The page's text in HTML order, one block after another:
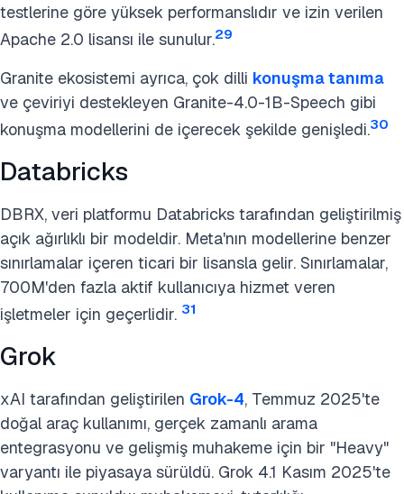
testlerine göre yüksek performanslıdır ve izin verilen
Apache 2.0 lisansı ile sunulur.29
Granite ekosistemi ayrıca, çok dilli konuşma tanıma
ve çeviriyi destekleyen Granite-4.0-1B-Speech gibi
konuşma modellerini de içerecek şekilde genişledi.30
Databricks
DBRX, veri platformu Databricks tarafından geliştirilmiş
açık ağırlıklı bir modeldir. Meta'nın modellerine benzer
sınırlamalar içeren ticari bir lisansla gelir. Sınırlamalar,
700M'den fazla aktif kullanıcıya hizmet veren
işletmeler için geçerlidir. 31
Grok
xAI tarafından geliştirilen Grok-4, Temmuz 2025'te
doğal araç kullanımı, gerçek zamanlı arama
entegrasyonu ve gelişmiş muhakeme için bir "Heavy"
varyantı ile piyasaya sürüldü. Grok 4.1 Kasım 2025'te